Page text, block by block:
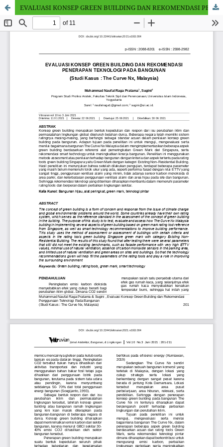
EVALUASI KONSEP GREEN BUILDING DAN REKOMENDASI PENERAPAN TEKNOLOGI PADA BANGUNAN (Studi Kasus : The Curve Nx, Malaysia)